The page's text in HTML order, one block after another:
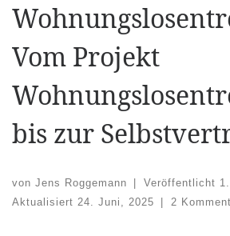
Vom Projekt
bis zur
von Jens Roggemann Veröffentlicht
Aktualisiert 24. Juni, 2025 2